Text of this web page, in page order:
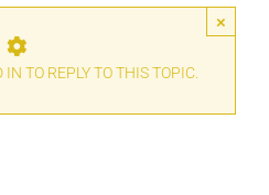
×
TO REPLY TO THIS TOPIC.